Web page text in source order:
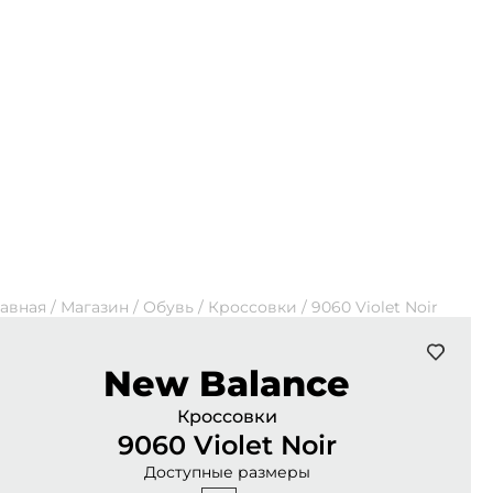
/ Магазин / Обувь/ Кроссовки / 9060 Violet Noir
New Balance
Кроссовки
9060 Violet Noir
Доступные размеры